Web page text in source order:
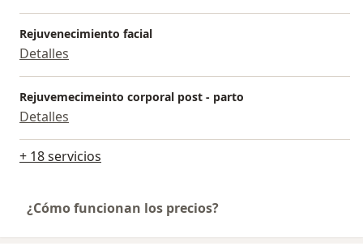
Rejuvenecimiento facial
Detalles
Rejuvemecimeinto corporal post - parto
Detalles
+ 18 servicios
¿Cómo funcionan los precios?